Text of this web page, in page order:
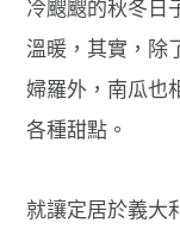
冷颼颼的秋冬日
溫暖，其實，除
婦羅外，南瓜也
各種甜點。
就讓定居於義大